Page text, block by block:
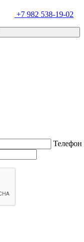
+7 982 538-19-02
Телефон